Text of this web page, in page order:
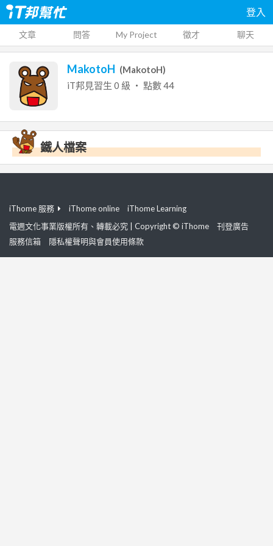
登入
文章 問答 My Project 徵才 聊天
MakotoH (MakotoH)
iT邦見習生 0 級 ‧ 點數44
鐵人檔案
iThome 服務 iThome online
iThome Learning
電週文化事業版權所有、轉載必究 | Copyright © iThome
刊登廣告
服務信箱
隱私權聲明與會員使用條款